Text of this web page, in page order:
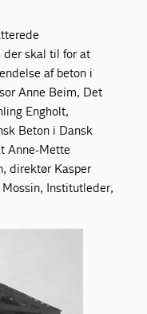
der skal til for at
af beton i
Anne Beim, Det
Engholt,
Beton i Dansk
Anne-Mette
direktør Kasper
Institutleder,